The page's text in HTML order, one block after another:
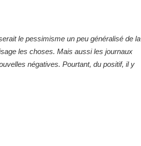
le pessimisme un peu généralisé de la
les choses. Mais aussi les journaux
négatives. Pourtant, du positif, il y